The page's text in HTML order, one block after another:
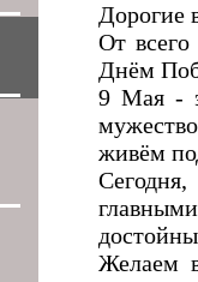
Дорогие
От всего
Днём
9 Мая -
живём
Желаем